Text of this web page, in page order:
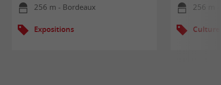
256 m - Bordeaux
Expositions
256 m
Culture